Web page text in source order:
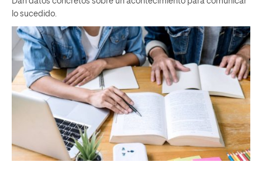
lo sucedido.